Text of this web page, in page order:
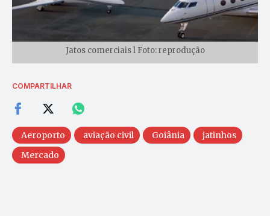
Jatos comerciais l Foto: reprodução
COMPARTILHAR
Aeroporto aviação civil Goiânia
jatinhos
Mercado